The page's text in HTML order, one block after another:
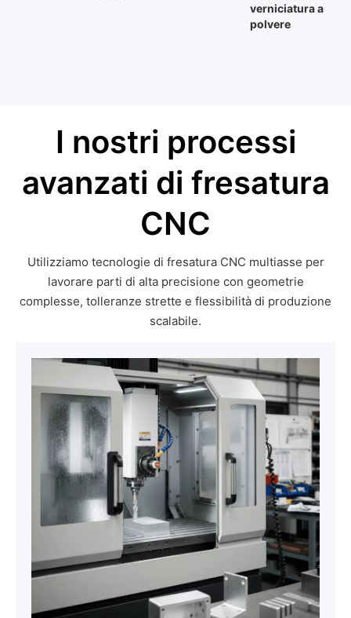
verniciatura a
polvere​​​​​​​
I nostri processi
avanzati di fresatura
CNC
Utilizziamo tecnologie di fresatura CNC multiasse per
lavorare parti di alta precisione con geometrie
complesse, tolleranze strette e flessibilità di produzione
scalabile.